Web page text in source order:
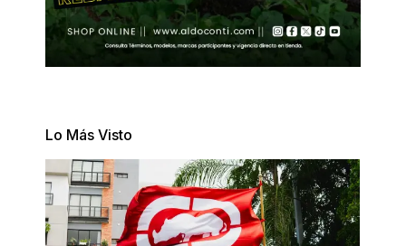
Lo Más Visto